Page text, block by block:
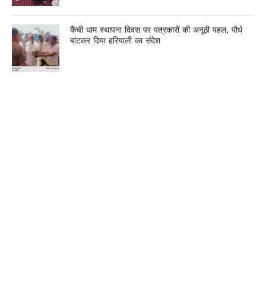
कैंची धाम स्थापना दिवस पर पत्रकारों की अनूठी पहल, पौधे
बांटकर दिया हरियाली का संदेश